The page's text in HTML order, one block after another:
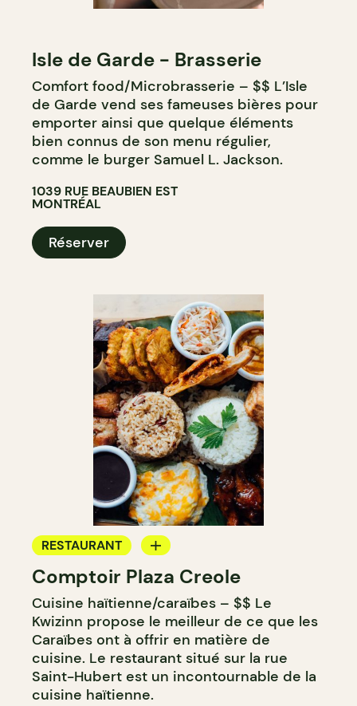
Isle de Garde - Brasserie
Comfort food/Microbrasserie – $$ L’Isle
de Garde vend ses fameuses bières pour
emporter ainsi que quelque éléments
bien connus de son menu régulier,
comme le burger Samuel L. Jackson.
1039 RUE BEAUBIEN EST
MONTRÉAL
Réserver
RESTAURANT
COMPTOIR
Comptoir Plaza Creole
Cuisine haïtienne/caraïbes – $$ Le
Kwizinn propose le meilleur de ce que les
Caraïbes ont à offrir en matière de
cuisine. Le restaurant situé sur la rue
Saint-Hubert est un incontournable de la
cuisine haïtienne.